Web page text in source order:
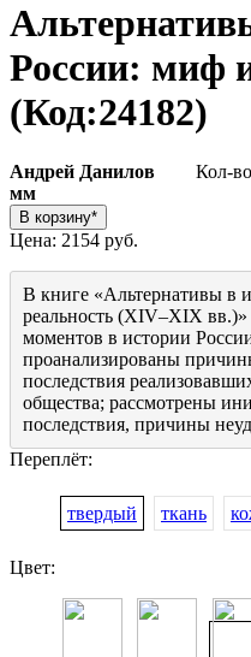
России: миф
(Код:24182)
Андрей Данилов Кол-
мм
Цена: 2154 руб.
В книге «Альтернативы в
реальность (XIV–XIX
моментов в истории
проанализированы
последствия
общества; рассмотрены
последствия, причины
Переплёт:
твердый ткань
Цвет: